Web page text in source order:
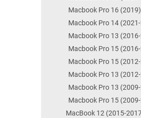
Macbook Pro 16 (2019)
Macbook Pro 14
Macbook Pro 13
Macbook Pro 15
Macbook Pro 15
Macbook Pro 13
Macbook Pro 13
Macbook Pro 15
MacBook 12 (2015-